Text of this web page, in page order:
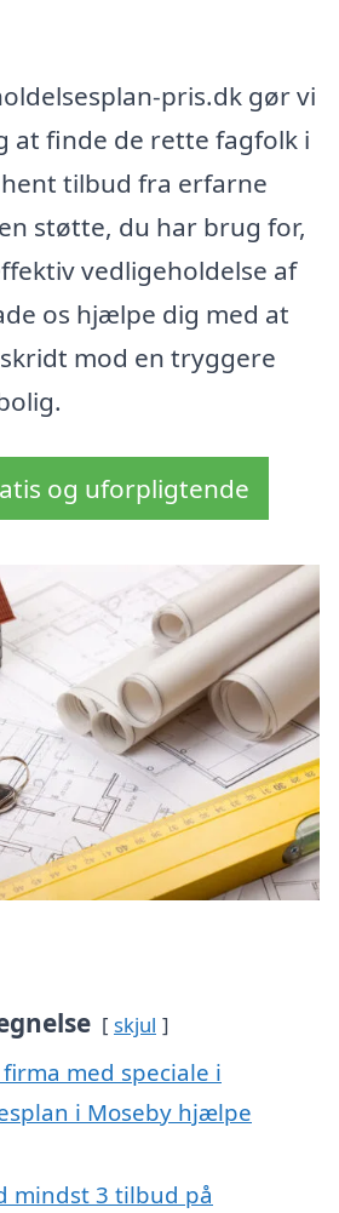
pris.dk gør vi
at finde de rette fagfolk i
tilbud fra erfarne
støtte, du har brug for,
vedligeholdelse af
os hjælpe dig med at
mod en tryggere
og uforpligtende
skjul
med speciale i
i Moseby hjælpe
mindst 3 tilbud på